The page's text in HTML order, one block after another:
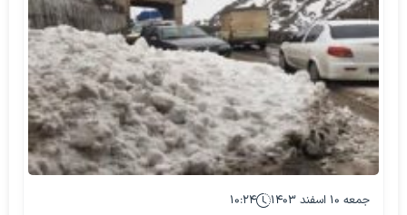
جمعه ۱۰ اسفند ۱۴۰۳ ۱۰:۲۴